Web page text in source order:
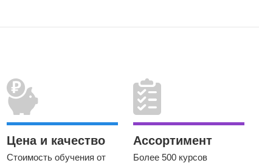
Цена и качество
Стоимость обучения от
Ассортимент
Более 500 курсов